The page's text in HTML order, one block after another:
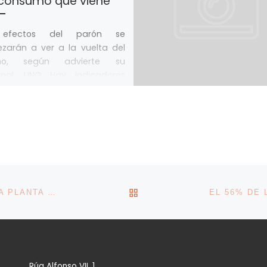
del parón se
a ver a la vuelta del
según advierte su
VOLVER A LA LISTA DE